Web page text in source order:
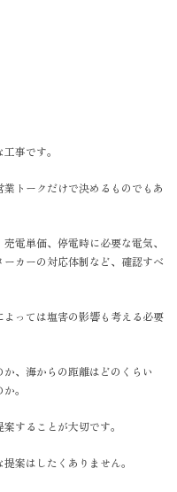
事です。
トークだけで決めるものでもあ
電単価、停電時に必要な電気、
カーの対応体制など、確認すべ
っては塩害の影響も考える必要
、海からの距離はどのくらい
。
することが大切です。
案はしたくありません。